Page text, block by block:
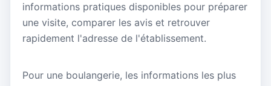
informations pratiques disponibles pour préparer
une visite, comparer les avis et retrouver
rapidement l'adresse de l'établissement.
Pour une boulangerie, les informations les plus